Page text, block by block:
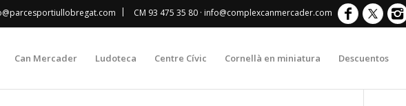
| CM 93 475 35 80· info@complexcanmercader.com
Can Mercader Ludoteca Centre Cívic Cornellà en miniatura Descuentos